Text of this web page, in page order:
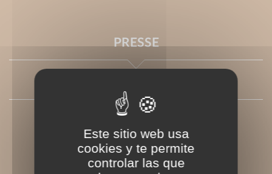
PRESSE
Este sitio web usa
cookies y te permite
controlar las que